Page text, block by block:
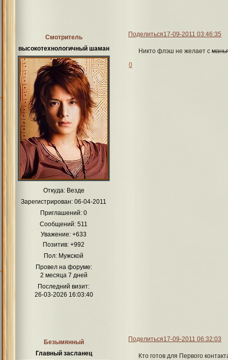
Поделиться17-09-2011 03:46:35
Смотритель
высокотехнологичный шаман
Откуда:Везде
Зарегистрирован: 06-04-2011
Приглашений: 0
Сообщений: 511
Уважение: +633
Позитив: +992
Пол: Мужской
Провел на форуме:
2 месяца 7 дней
Последний визит:
26-03-2026 16:03:40
Никто флэш не желает с
0
Поделиться17-09-2011 06:32:03
Безымянный
Главный засланец
Кто готов для Первого